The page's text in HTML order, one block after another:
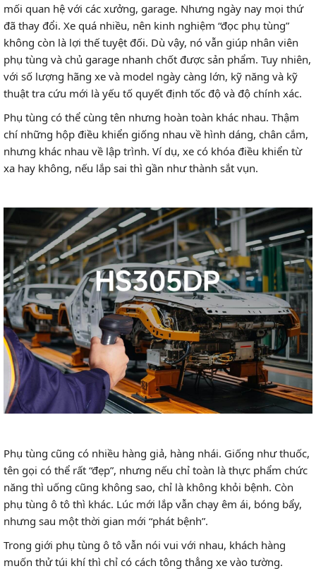
mối quan hệ với các xưởng, garage. Nhưng ngày nay mọi thứ
đã thay đổi. Xe quá nhiều, nên kinh nghiệm “đọc phụ tùng”
không còn là lợi thế tuyệt đối. Dù vậy, nó vẫn giúp nhân viên
phụ tùng và chủ garage nhanh chốt được sản phẩm. Tuy nhiên,
với số lượng hãng xe và model ngày càng lớn, kỹ năng và kỹ
thuật tra cứu mới là yếu tố quyết định tốc độ và độ chính xác.
Phụ tùng có thể cùng tên nhưng hoàn toàn khác nhau. Thậm
chí những hộp điều khiển giống nhau về hình dáng, chân cắm,
nhưng khác nhau về lập trình. Ví dụ, xe có khóa điều khiển từ
xa hay không, nếu lắp sai thì gần như thành sắt vụn.
Phụ tùng cũng có nhiều hàng giả, hàng nhái. Giống như thuốc,
tên gọi có thể rất “đẹp”, nhưng nếu chỉ toàn là thực phẩm chức
năng thì uống cũng không sao, chỉ là không khỏi bệnh. Còn
phụ tùng ô tô thì khác. Lúc mới lắp vẫn chạy êm ái, bóng bẩy,
nhưng sau một thời gian mới “phát bệnh”.
Trong giới phụ tùng ô tô vẫn nói vui với nhau, khách hàng
muốn thử túi khí thì chỉ có cách tông thẳng xe vào tường.